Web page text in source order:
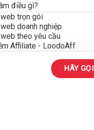
điều gì?